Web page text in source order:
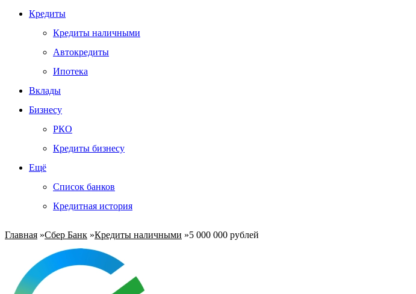
Кредиты
Кредиты наличными
Автокредиты
Ипотека
Вклады
Бизнесу
РКО
Кредиты бизнесу
Ещё
Список банков
Кредитная история
Главная »Сбер Банк »Кредиты наличными »5 000 000 рублей